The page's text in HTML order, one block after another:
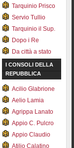
Tarquinio Prisco
Servio Tullio
Tarquinio il Sup.
Dopo i Re
Da città a stato
I CONSOLI DELLA
REPUBBLICA
Acilio Glabrione
Aelio Lamia
Agrippa Lanato
Appio C. Pulcro
Appio Claudio
Atilio Calatino